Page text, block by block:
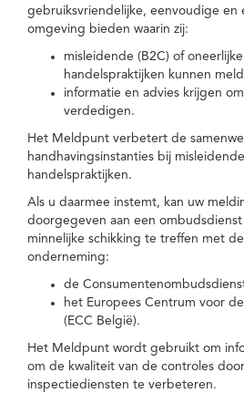
gebruiksvriendelijke, eenvoudige en
omgeving bieden waarin zij:
misleidende (B2C) of oneerlijke
handelspraktijken kunnen
informatie en advies krijgen
verdedigen.
Het Meldpunt verbetert de
handhavingsinstanties bij
handelspraktijken.
Als u daarmee instemt, kan uw
doorgegeven aan een
minnelijke schikking te treffen met
onderneming:
de
het Europees Centrum voor
(ECC België).
Het Meldpunt wordt gebruikt om
om de kwaliteit van de controles
inspectiediensten te verbeteren.